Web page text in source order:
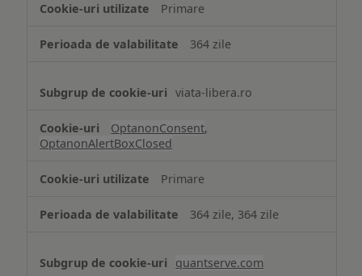
necesare
Primare
364 zile
viata-libera.ro
OptanonConsent,
OptanonAlertBoxClosed
Primare
364 zile, 364 zile
quantserve.com